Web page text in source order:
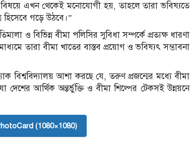
বিষয়ে এখন থেকেই মনোযোগী হয়, তাহলে তারা ভবিষ্যতে
হিসেবে গড়ে উঠবে।”
ও বিভিন্ন বীমা পলিসির সুবিধা সম্পর্কে প্রত্যক্ষ ধারণা
তারা বীমা খাতের বাস্তব প্রয়োগ ও ভবিষ্যৎ সম্ভাবনা
বিশ্ববিদ্যালয় আশা করছে যে, তরুণ প্রজন্মের মধ্যে বীমা
আর্থিক অন্তর্ভুক্তি ও বীমা শিল্পের টেকসই উন্নয়নে
(1080×1080)